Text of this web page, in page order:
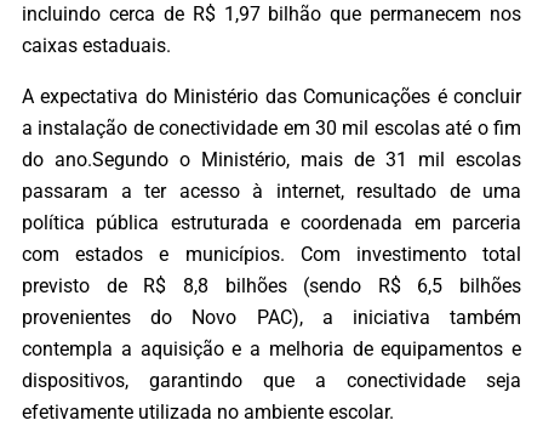
incluindo cerca de R$ 1,97 bilhão que permanecem nos
caixas estaduais.
A expectativa do Ministério das Comunicações é concluir
a instalação de conectividade em 30 mil escolas até o fim
do ano.Segundo o Ministério, mais de 31 mil escolas
passaram a ter acesso à internet, resultado de uma
política pública estruturada e coordenada em parceria
com estados e municípios. Com investimento total
previsto de R$ 8,8 bilhões (sendo R$ 6,5 bilhões
provenientes do Novo PAC), a iniciativa também
contempla a aquisição e a melhoria de equipamentos e
dispositivos, garantindo que a conectividade seja
efetivamente utilizada no ambiente escolar.